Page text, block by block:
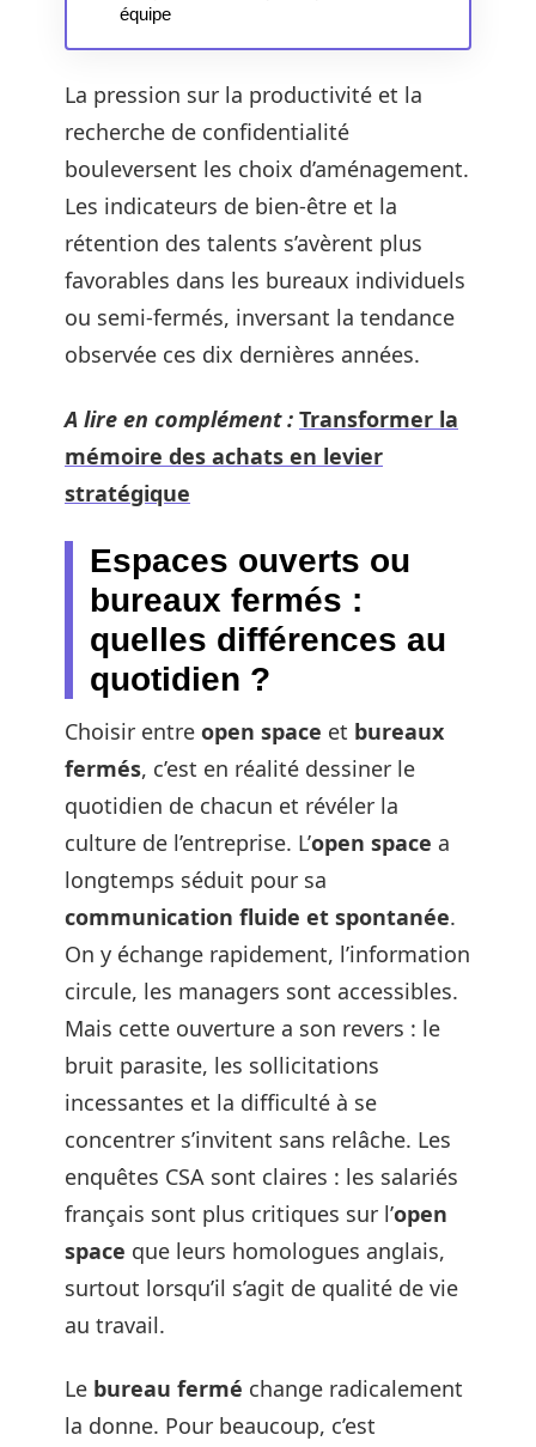
équipe
La pression sur la productivité et la
recherche de confidentialité
bouleversent les choix d’aménagement.
Les indicateurs de bien-être et la
rétention des talents s’avèrent plus
favorables dans les bureaux individuels
ou semi-fermés, inversant la tendance
observée ces dix dernières années.
A lire en complément : Transformer la
mémoire des achats en levier
stratégique
Espaces ouverts ou
bureaux fermés :
quelles différences au
quotidien ?
Choisir entre open space et bureaux
fermés, c’est en réalité dessiner le
quotidien de chacun et révéler la
culture de l’entreprise. L’open space a
longtemps séduit pour sa
communication fluide et spontanée.
On y échange rapidement, l’information
circule, les managers sont accessibles.
Mais cette ouverture a son revers : le
bruit parasite, les sollicitations
incessantes et la difficulté à se
concentrer s’invitent sans relâche. Les
enquêtes CSA sont claires : les salariés
français sont plus critiques sur l’open
space que leurs homologues anglais,
surtout lorsqu’il s’agit de qualité de vie
au travail.
Le bureau fermé change radicalement
la donne. Pour beaucoup, c’est